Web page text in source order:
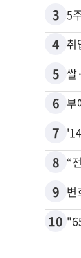
3 5
4 취
5
6
7
8
9
10